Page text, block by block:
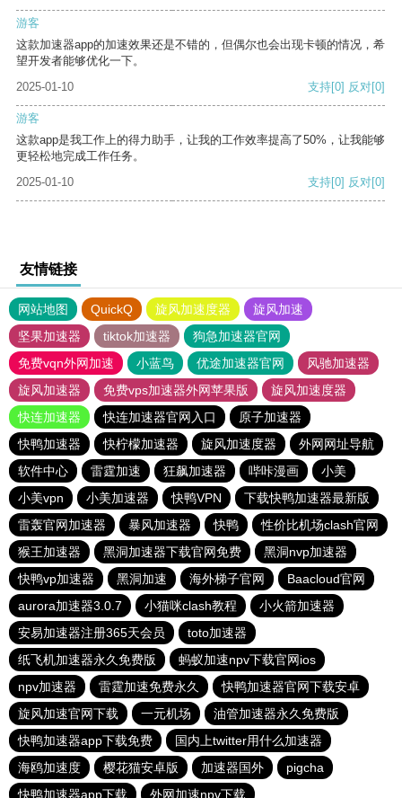
游客
这款加速器app的加速效果还是不错的，但偶尔也会出现卡顿的情况，希
望开发者能够优化一下。
2025-01-10
支持[0] 反对[0]
游客
这款app是我工作上的得力助手，让我的工作效率提高了50%，让我能够
更轻松地完成工作任务。
2025-01-10
支持[0] 反对[0]
友情链接
网站地图 QuickQ 旋风加速度器
旋风加速
坚果加速器
tiktok加速器
狗急加速器官网
免费vqn外网加速
小蓝鸟 优途加速器官网
风驰加速器
旋风加速器
免费vps加速器外网苹果版
旋风加速度器
快连加速器
快连加速器官网入口
原子加速器
快鸭加速器
快柠檬加速器 旋风加速度器
外网网址导航
软件中心
雷霆加速 狂飙加速器 哔咔漫画
小美
小美vpn
小美加速器 快鸭VPN
下载快鸭加速器最新版
雷轰官网加速器
暴风加速器 快鸭
性价比机场clash官网
猴王加速器
黑洞加速器下载官网免费
黑洞nvp加速器
快鸭vp加速器
黑洞加速 海外梯子官网
Baacloud官网
aurora加速器3.0.7
小猫咪clash教程
小火箭加速器
安易加速器注册365天会员
toto加速器
纸飞机加速器永久免费版
蚂蚁加速npv下载官网ios
npv加速器
雷霆加速免费永久
快鸭加速器官网下载安卓
旋风加速官网下载
一元机场
油管加速器永久免费版
快鸭加速器app下载免费
国内上twitter用什么加速器
海鸥加速度
樱花猫安卓版 加速器国外
pigcha
快鸭加速器app下载
外网加速npv下载